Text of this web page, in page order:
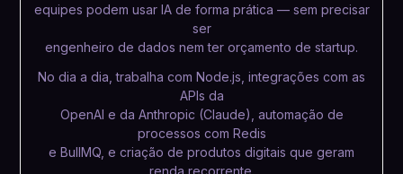
equipes podem usar IA de forma prática — sem precisar
ser
engenheiro de dados nem ter orçamento de startup.
No dia a dia, trabalha com Node.js, integrações com as
APIs da
OpenAI e da Anthropic (Claude), automação de
processos com Redis
e BullMQ, e criação de produtos digitais que geram
renda recorrente.